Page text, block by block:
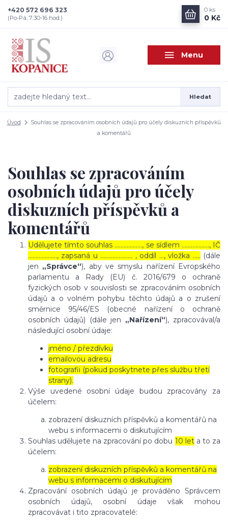
Menu
Hledat
+420 572 696 323
(Po-Pá, 7:30-16 hod.)
0 ks
0 Kč
Úvod
Souhlas se zpracováním osobních údajů pro účely diskuzních příspěvků
a komentářů
Souhlas se zpracováním
osobních údajů pro účely
diskuzních příspěvků a
komentářů
Udělujete tímto souhlas ……………..., se sídlem ………………, IČ
………………., zapsaná u ………………… , oddíl …, vložka ….. (dále
jen „Správce“), aby ve smyslu nařízení Evropského
parlamentu a Rady (EU) č. 2016/679 o ochraně
fyzických osob v souvislosti se zpracováním osobních
údajů a o volném pohybu těchto údajů a o zrušení
směrnice 95/46/ES (obecné nařízení o ochraně
osobních údajů) (dále jen „Nařízení“), zpracovával/a
následující osobní údaje:
jméno / přezdívku
emailovou adresu
fotografii (pokud poskytnete přes službu třetí
strany).
Výše uvedené osobní údaje budou zpracovány za
účelem:
zobrazení diskuzních příspěvků a komentářů na
webu s informacemi o diskutujícím
Souhlas udělujete na zpracování po dobu 10 leta to za
účelem:
zobrazení diskuzních příspěvků a komentářů na
webu s informacemi o diskutujícím
Zpracování osobních údajů je prováděno Správcem
osobních údajů, osobní údaje však mohou
zpracovávat i tito zpracovatelé: